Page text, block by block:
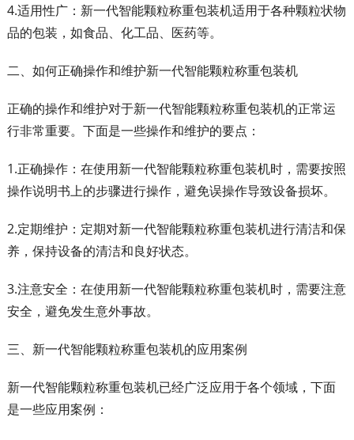
4.适用性广：新一代智能颗粒称重包装机适用于各种颗粒状物
品的包装，如食品、化工品、医药等。
二、如何正确操作和维护新一代智能颗粒称重包装机
正确的操作和维护对于新一代智能颗粒称重包装机的正常运
行非常重要。下面是一些操作和维护的要点：
1.正确操作：在使用新一代智能颗粒称重包装机时，需要按照
操作说明书上的步骤进行操作，避免误操作导致设备损坏。
2.定期维护：定期对新一代智能颗粒称重包装机进行清洁和保
养，保持设备的清洁和良好状态。
3.注意安全：在使用新一代智能颗粒称重包装机时，需要注意
安全，避免发生意外事故。
三、新一代智能颗粒称重包装机的应用案例
新一代智能颗粒称重包装机已经广泛应用于各个领域，下面
是一些应用案例：